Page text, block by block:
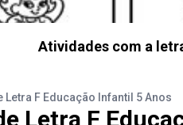
Atividades com a
Letra F Educação Infantil 5 Anos
Letra F